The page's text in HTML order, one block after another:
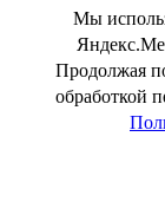
Ягода
Мы
Продолжая
обработкой